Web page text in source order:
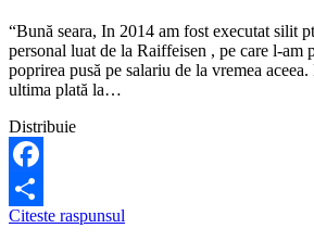
“Bună seara, In 2014 am fost executat silit
personal luat de la Raiffeisen , pe care l-am
poprirea pusă pe salariu de la vremea
ultima plată la…
Distribuie
Facebook
Share
Citeste raspunsul